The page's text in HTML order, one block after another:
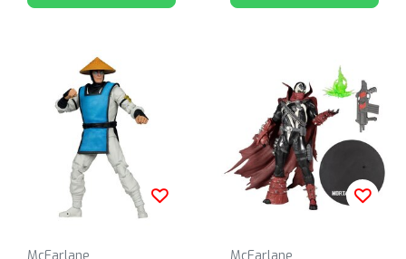
McFarlane McFarlane